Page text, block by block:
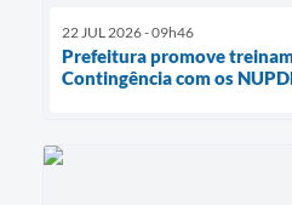
22 JUL 2026 - 09h46
Prefeitura promove
Contingência com os